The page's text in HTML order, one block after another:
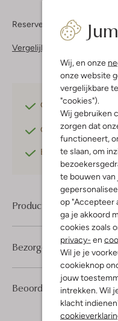
Wij, en onze
onze website
vergelijkbare
"cookies").
Wij gebruiken
zorgen dat
functioneert,
te slaan, om
te bouwen
op "Accepteer
ga je akkoord
cookies zoals
privacy- en
Wil je je
cookieknop
jouw
intrekken. Wil
klacht
Reserveer direct in een van
Vergelijkbare items
Gratis verzending
Gratis retourneren
Betaal achterafmet
Product informatie
Beoordelingen (2) 2
4
Bezorgen & retourneren